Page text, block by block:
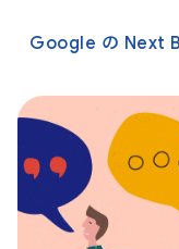
Google の Next